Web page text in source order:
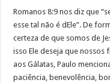
Romanos 8:9 nos diz que
esse tal não é dEle”. De
certeza de que somos de
isso Ele deseja que
aos Gálatas, Paulo
paciência, benevolência,